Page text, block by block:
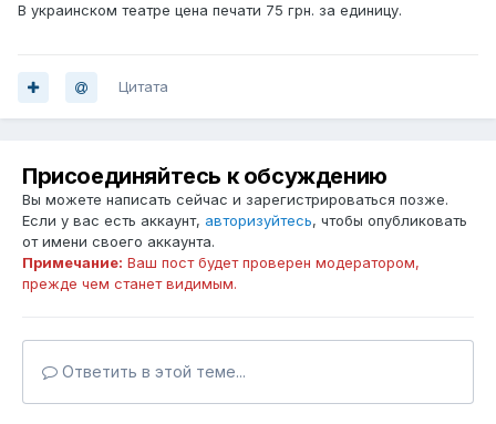
В украинском театре цена печати 75 грн. за единицу.
Цитата
Присоединяйтесь к обсуждению
Вы можете написать сейчас и зарегистрироваться позже.
Если у вас есть аккаунт, авторизуйтесь, чтобы опубликовать
от имени своего аккаунта.
Примечание: Ваш пост будет проверен модератором,
прежде чем станет видимым.
Ответить в этой теме...